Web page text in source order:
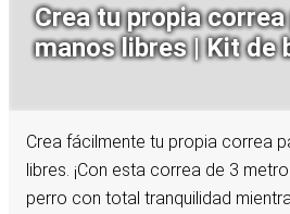
Crea tu propia
manos libres | Kit de
Crea fácilmente tu propia correa
libres. ¡Con esta correa de 3
perro con total tranquilidad